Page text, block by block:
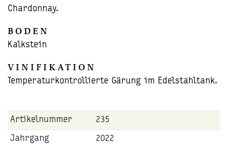
Chardonnay.
BODEN
Kalkstein
VINIFIKATION
Temperaturkontrollierte Gärung im Edelstahltank.
Artikelnummer
235
Jahrgang
2022